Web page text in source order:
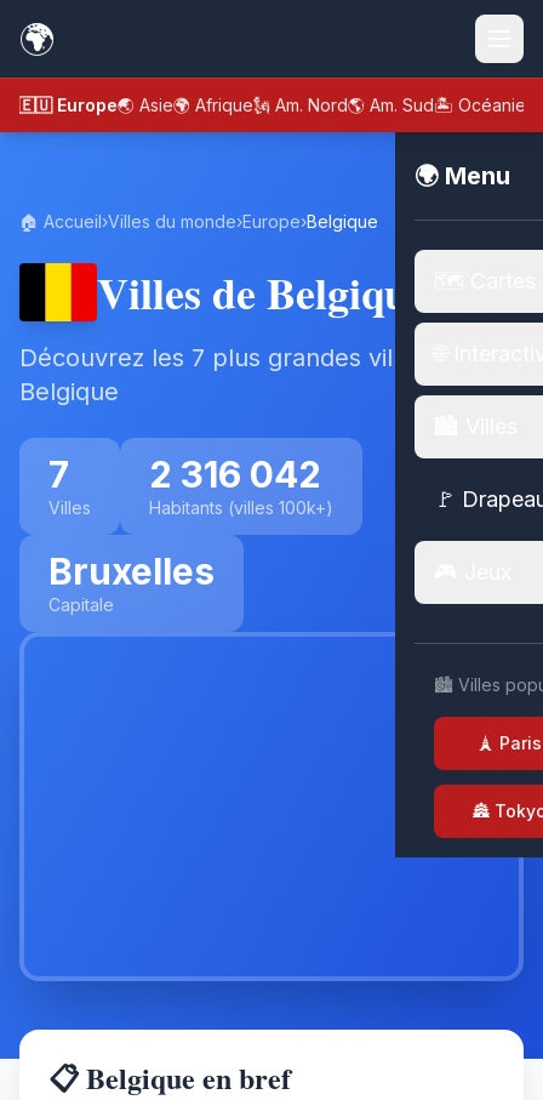
🌍
🇪🇺 Europe🌏 Asie🌍 Afrique🗽 Am. Nord🌎 Am. Sud🏝️ Océanie
🌍 Menu
🚩
🏙️ Villes
🗼 Paris
🏯
🏠 Accueil›Villes du monde›Europe›Belgique
Villes de Belgique
Découvrez les 7 plus grandes villes de
Belgique
7
Villes
2 316 042
Habitants (villes 100k+)
Bruxelles
Capitale
📋 Belgique en bref